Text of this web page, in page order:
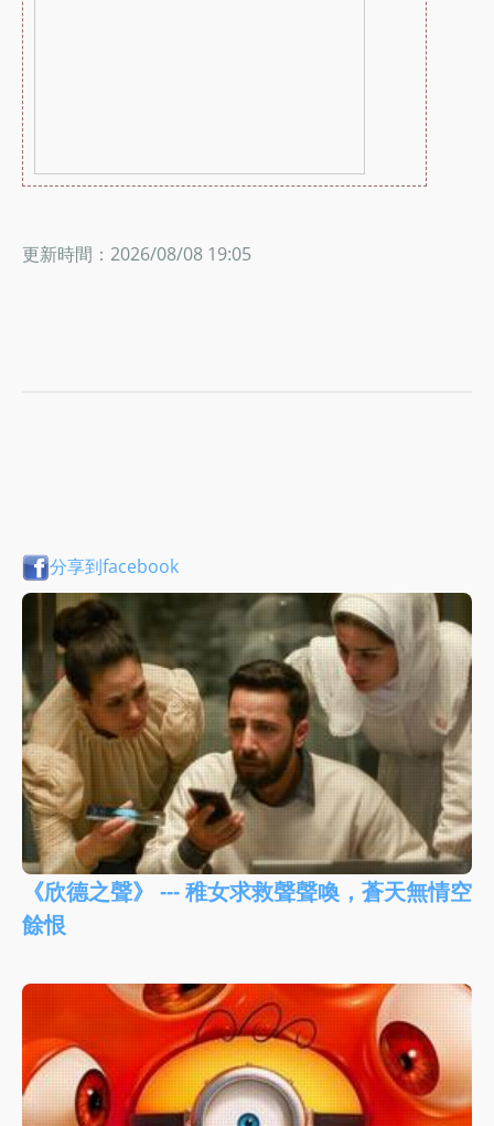
更新時間：2026/08/08 19:05
分享到facebook
《欣德之聲》 --- 稚女求救聲聲喚，蒼天無情空
餘恨